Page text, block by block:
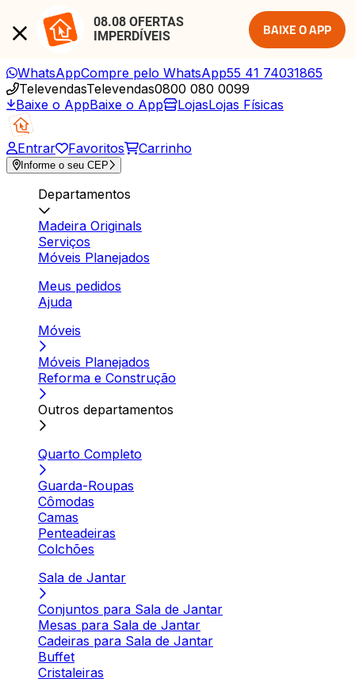
08.08 OFERTAS
IMPERDÍVEIS
BAIXE O APP
WhatsAppCompre pelo WhatsApp55 41 74031865
TelevendasTelevendas0800 080 0099
Baixe o AppBaixe o App LojasLojas Físicas
Entrar Favoritos Carrinho
Informe o seu CEP
Departamentos
Madeira Originals
Serviços
Móveis Planejados
Meus pedidos
Ajuda
Móveis
Móveis Planejados
Reforma e Construção
Outros departamentos
Quarto Completo
Guarda-Roupas
Cômodas
Camas
Penteadeiras
Colchões
Sala de Jantar
Conjuntos para Sala de Jantar
Mesas para Sala de Jantar
Cadeiras para Sala de Jantar
Buffet
Cristaleiras